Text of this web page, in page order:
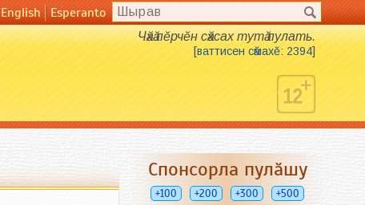
English Esperanto
Чӑхӑ пӗрчӗн сӑхсах тутӑ пулать.
[ваттисен сӑмахӗ: 2394]
Спонсорла пулӑшу
+100 +200 +300 +500